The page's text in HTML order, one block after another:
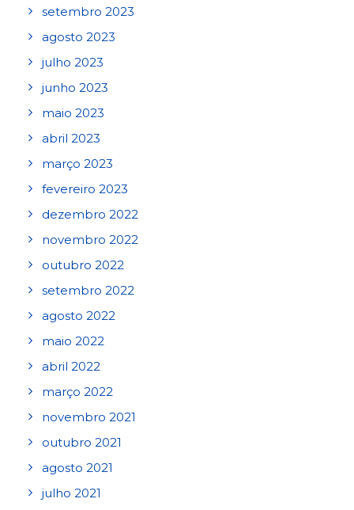
setembro 2023
agosto 2023
julho 2023
junho 2023
maio 2023
abril 2023
março 2023
fevereiro 2023
dezembro 2022
novembro 2022
outubro 2022
setembro 2022
agosto 2022
maio 2022
abril 2022
março 2022
novembro 2021
outubro 2021
agosto 2021
julho 2021